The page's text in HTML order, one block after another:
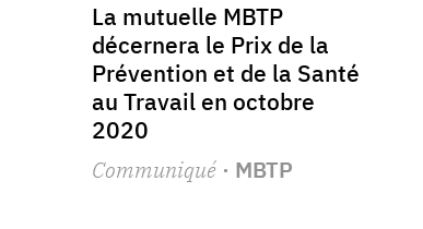
La mutuelle MBTP
décernera le Prix de la
Prévention et de la Santé
au Travail en octobre
2020
Communiqué · MBTP